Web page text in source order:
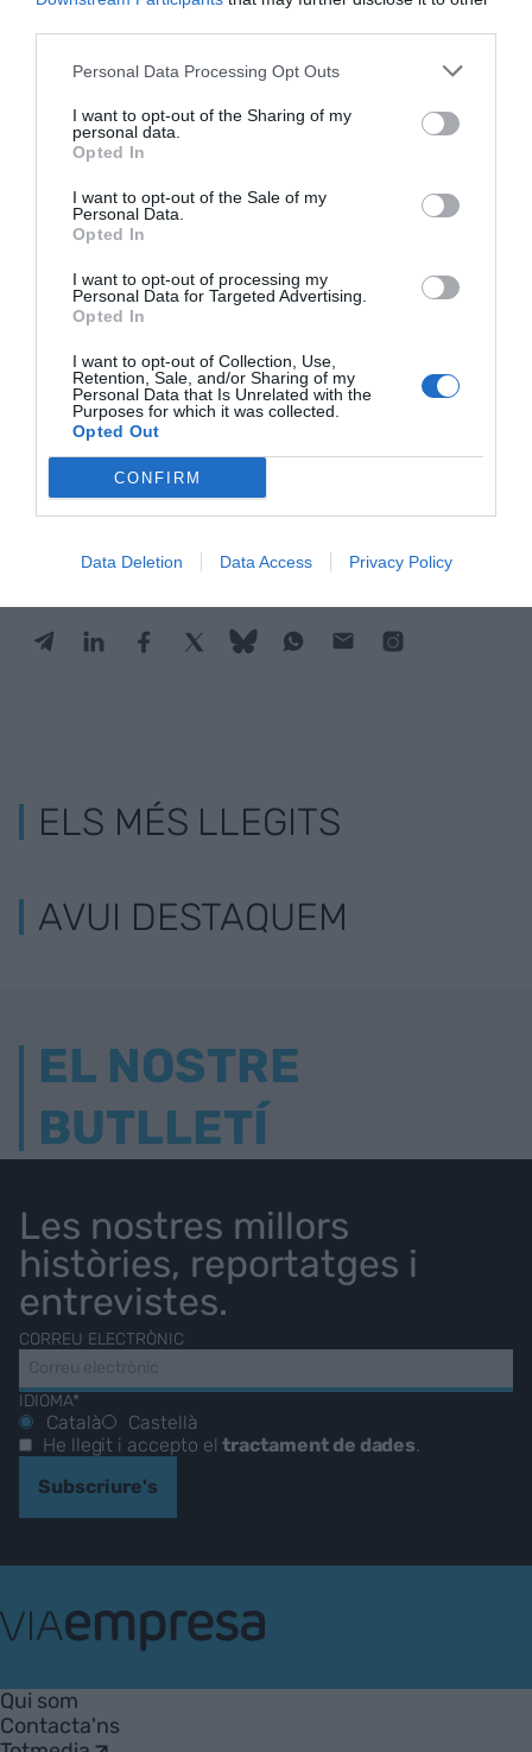
Personal Data Processing Opt Outs
I want to opt-out of the Sharing of my
personal data.
Opted In
I want to opt-out of the Sale of my
Personal Data.
Opted In
I want to opt-out of processing my
Personal Data for Targeted Advertising.
Opted In
I want to opt-out of Collection, Use,
Retention, Sale, and/or Sharing of my
Personal Data that Is Unrelated with the
Purposes for which it was collected.
Opted Out
CONFIRM
Data Deletion Data Access Privacy Policy
noves empreses o establint aliances
Un referent en innovació
reafirma el seu compromís amb la innovació i la
transferència tecnològica. Aquesta nova
iniciativa permetrà al centre consolidar la seva
posició com a referent en l'ecosistema innovador
competitivitat del teixit industrial.
AfegirVIA Empresacom a font preferida de
Google de forma gratuïta
Estigues informat amb les últimes notícies d'actualitat
ACTIVAR ARA
ELS MÉS LLEGITS
AVUI DESTAQUEM
EL NOSTRE
BUTLLETÍ
Les nostres millors
històries, reportatges i
entrevistes.
CORREU ELECTRÒNIC
IDIOMA*
Català
Castellà
He llegit i accepto eltractament de dades.
Subscriure's
Empresa
Qui som
Contacta'ns